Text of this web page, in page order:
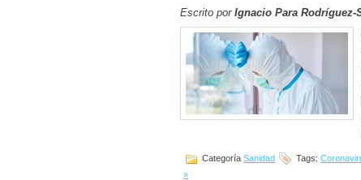
Escrito por Ignacio Para Rodríguez-
Categoría Sanidad Tags:
»